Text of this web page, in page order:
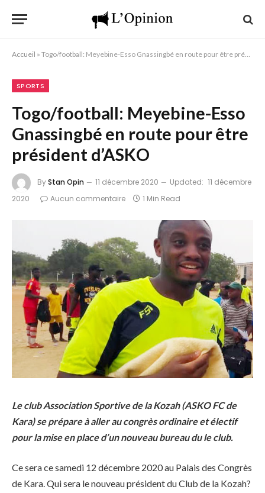
Accueil » Togo/football: Meyebine-Esso Gnassingbé en route pour être président d’ASKO
SPORTS
Togo/football: Meyebine-Esso
Gnassingbé en route pour être
président d’ASKO
ByStan Opin 11 décembre 2020 Updated: 11 décembre
2020
Aucun commentaire 1 Min Read
Le club Association Sportive de la Kozah (ASKO FC de
Kara) se prépare à aller au congrès ordinaire et électif
pour la mise en place d’un nouveau bureau du le club.
Ce sera ce samedi 12 décembre 2020 au Palais des Congrès
de Kara. Qui sera le nouveau président du Club de la Kozah?